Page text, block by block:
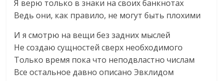
Я верю только в знаки на своих банкнотах
Ведь они, как правило, не могут быть плохими
И я смотрю на вещи без задних мыслей
Не создаю сущностей сверх необходимого
Только время пока что неподвластно числам
Все остальное давно описано Эвклидом